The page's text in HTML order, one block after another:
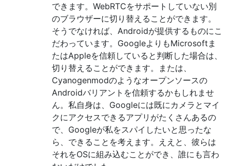
できます。WebRTCをサポートしていない別
のブラウザーに切り替えることができます。
そうでなければ、Androidが提供するものにこ
だわっています。GoogleよりもMicrosoftま
たはAppleを信頼していると判断した場合は、
切り替えることができます。または、
Cyanogenmodのようなオープンソースの
Androidバリアントを信頼するかもしれませ
ん。私自身は、Googleには既にカメラとマイ
クにアクセスできるアプリがたくさんあるの
で、Googleが私をスパイしたいと思ったな
ら、できることを考えます。ええと、彼らは
それをOSに組み込むことができ、誰にも言わ